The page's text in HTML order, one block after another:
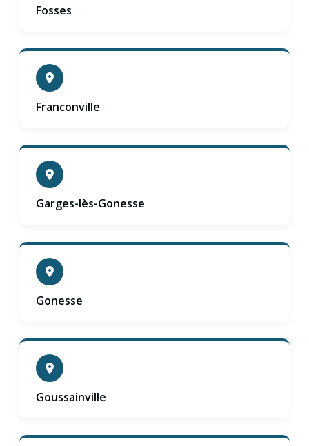
Fosses
Franconville
Garges-lès-Gonesse
Gonesse
Goussainville